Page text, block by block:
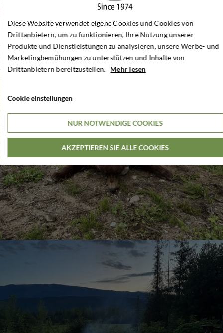
Diese Website verwendet eigene Cookies und Cookies von
Drittanbietern, um zu funktionieren, Ihre Nutzung unserer
Produkte und Dienstleistungen zu analysieren, unsere Werbe- und
Marketingbemühungen zu unterstützen und Inhalte von
Drittanbietern bereitzustellen. Mehr lesen
Cookie einstellungen
NUR NOTWENDIGE COOKIES
AKZEPTIEREN SIE ALLE COOKIES